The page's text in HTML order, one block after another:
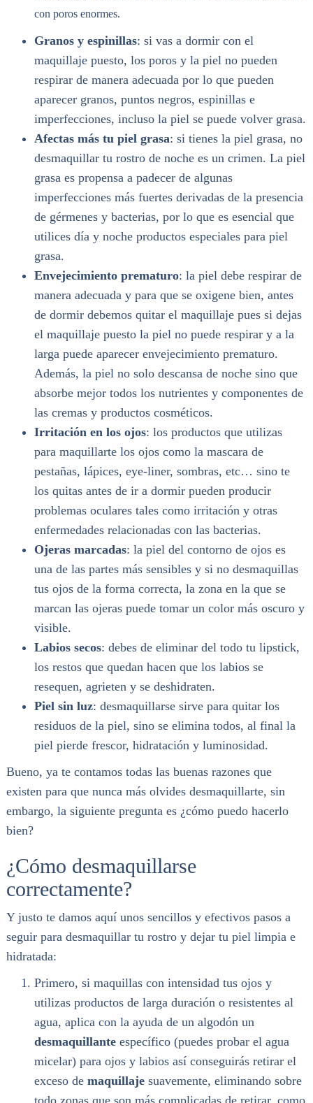
con poros enormes.
Granos y espinillas: si vas a dormir con el
maquillaje puesto, los poros y la piel no pueden
respirar de manera adecuada por lo que pueden
aparecer granos, puntos negros, espinillas e
imperfecciones, incluso la piel se puede volver grasa.
Afectas más tu piel grasa: si tienes la piel grasa, no
desmaquillar tu rostro de noche es un crimen. La piel
grasa es propensa a padecer de algunas
imperfecciones más fuertes derivadas de la presencia
de gérmenes y bacterias, por lo que es esencial que
utilices día y noche productos especiales para piel
grasa.
Envejecimiento prematuro: la piel debe respirar de
manera adecuada y para que se oxigene bien, antes
de dormir debemos quitar el maquillaje pues si dejas
el maquillaje puesto la piel no puede respirar y a la
larga puede aparecer envejecimiento prematuro.
Además, la piel no solo descansa de noche sino que
absorbe mejor todos los nutrientes y componentes de
las cremas y productos cosméticos.
Irritación en los ojos: los productos que utilizas
para maquillarte los ojos como la mascara de
pestañas, lápices, eye-liner, sombras, etc… sino te
los quitas antes de ir a dormir pueden producir
problemas oculares tales como irritación y otras
enfermedades relacionadas con las bacterias.
Ojeras marcadas: la piel del contorno de ojos es
una de las partes más sensibles y si no desmaquillas
tus ojos de la forma correcta, la zona en la que se
marcan las ojeras puede tomar un color más oscuro y
visible.
Labios secos: debes de eliminar del todo tu lipstick,
los restos que quedan hacen que los labios se
resequen, agrieten y se deshidraten.
Piel sin luz: desmaquillarse sirve para quitar los
residuos de la piel, sino se elimina todos, al final la
piel pierde frescor, hidratación y luminosidad.
Bueno, ya te contamos todas las buenas razones que
existen para que nunca más olvides desmaquillarte, sin
embargo, la siguiente pregunta es ¿cómo puedo hacerlo
bien?
¿Cómo desmaquillarse
correctamente?
Y justo te damos aquí unos sencillos y efectivos pasos a
seguir para desmaquillar tu rostro y dejar tu piel limpia e
hidratada:
Primero, si maquillas con intensidad tus ojos y
utilizas productos de larga duración o resistentes al
agua, aplica con la ayuda de un algodón un
desmaquillanteespecífico (puedes probar el agua
micelar) para ojos y labios así conseguirás retirar el
exceso de maquillajesuavemente, eliminando sobre